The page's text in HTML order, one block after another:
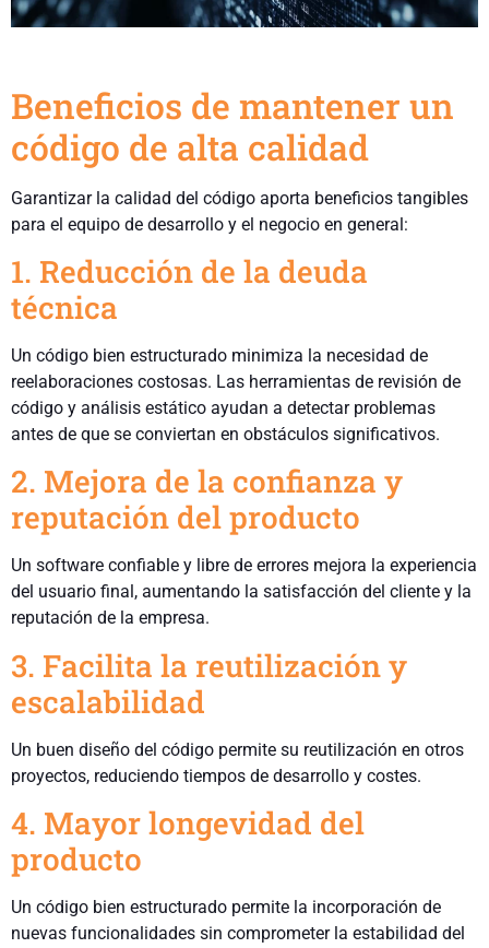
Beneficios de mantener un
código de alta calidad
Garantizar la calidad del código aporta beneficios tangibles
para el equipo de desarrollo y el negocio en general:
1. Reducción de la deuda
técnica
Un código bien estructurado minimiza la necesidad de
reelaboraciones costosas. Las herramientas de revisión de
código y análisis estático ayudan a detectar problemas
antes de que se conviertan en obstáculos significativos.
2. Mejora de la confianza y
reputación del producto
Un software confiable y libre de errores mejora la experiencia
del usuario final, aumentando la satisfacción del cliente y la
reputación de la empresa.
3. Facilita la reutilización y
escalabilidad
Un buen diseño del código permite su reutilización en otros
proyectos, reduciendo tiempos de desarrollo y costes.
4. Mayor longevidad del
producto
Un código bien estructurado permite la incorporación de
nuevas funcionalidades sin comprometer la estabilidad del